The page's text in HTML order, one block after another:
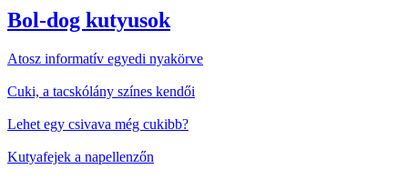
Bol-dog kutyusok
Atosz informatív egyedi nyakörve
Cuki, a tacskólány színes kendői
Lehet egy csivava még cukibb?
Kutyafejek a napellenzőn